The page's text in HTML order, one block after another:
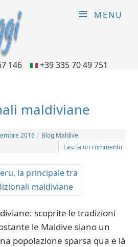
MENU
146 +39 335 70 49 751
maldiviane
2016 | Blog Maldive
Lascia un commento
scoprite le tradizioni
le Maldive siano un
popolazione sparsa qua e là